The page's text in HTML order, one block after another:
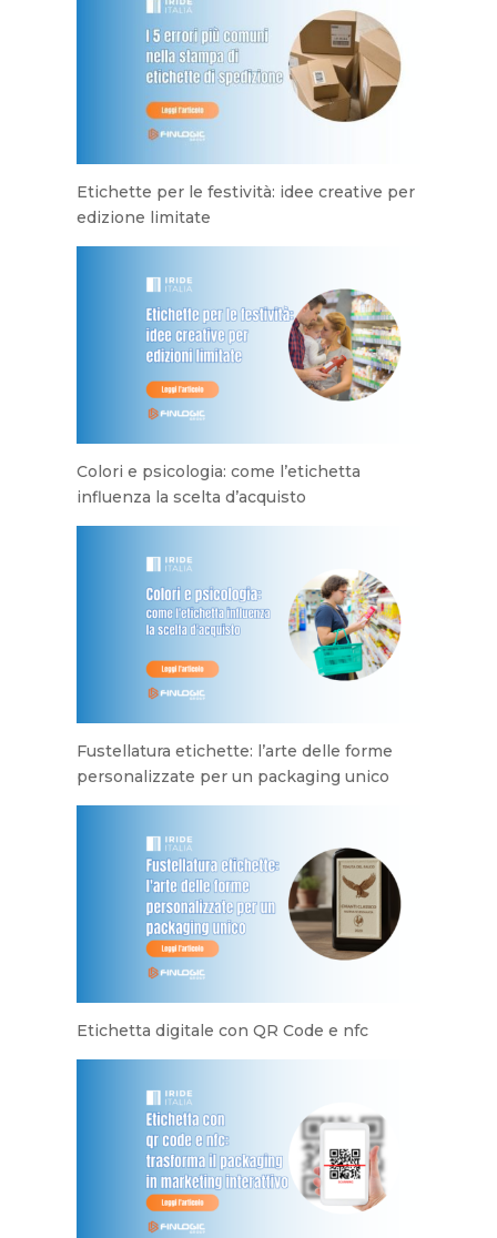
Etichette per le festività: idee creative per
edizione limitate
Colori e psicologia: come l’etichetta
influenza la scelta d’acquisto
Fustellatura etichette: l’arte delle forme
personalizzate per un packaging unico
Etichetta digitale con QR Code e nfc